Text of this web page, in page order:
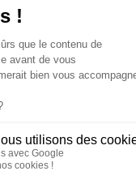
INFLUENCIA
JE DÉCOUVRE LE GROUPE